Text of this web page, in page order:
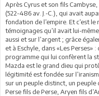
Après Cyrus et son fils
(522-486 av. J.-C.), qui avait
fondation de l’empire. Et c’est
témoignages qu’il avait lui-
aussi et sur l’argent ; grâce
et à Eschyle, dans «Les
programme qui lui confèrent la
Mazda est le grand dieu qui
légitimité est fondée sur
sur un peuple distinct, un peuple
Perse fils de Perse, Aryen fils